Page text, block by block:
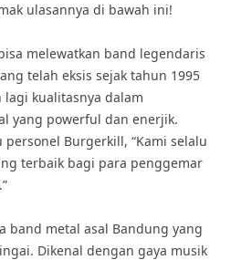
ulasannya di bawah ini!
melewatkan band legendaris
telah eksis sejak tahun 1995
kualitasnya dalam
yang powerful dan enerjik.
Burgerkill, “Kami selalu
terbaik bagi para penggemar
band metal asal Bandung yang
Dikenal dengan gaya musik